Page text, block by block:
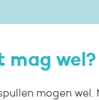
mag wel?
mogen